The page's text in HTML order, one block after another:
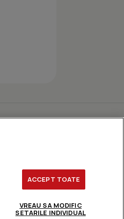
ACCEPT TOATE
VREAU SA MODIFIC
SETARILE INDIVIDUAL